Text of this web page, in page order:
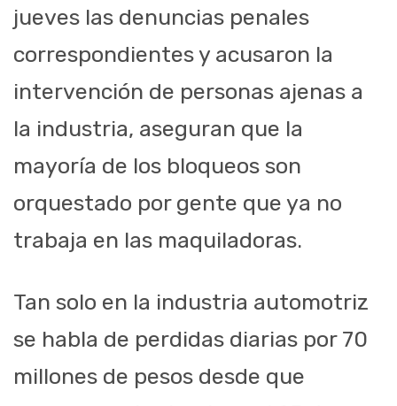
jueves las denuncias penales
correspondientes y acusaron la
intervención de personas ajenas a
la industria, aseguran que la
mayoría de los bloqueos son
orquestado por gente que ya no
trabaja en las maquiladoras.
Tan solo en la industria automotriz
se habla de perdidas diarias por 70
millones de pesos desde que